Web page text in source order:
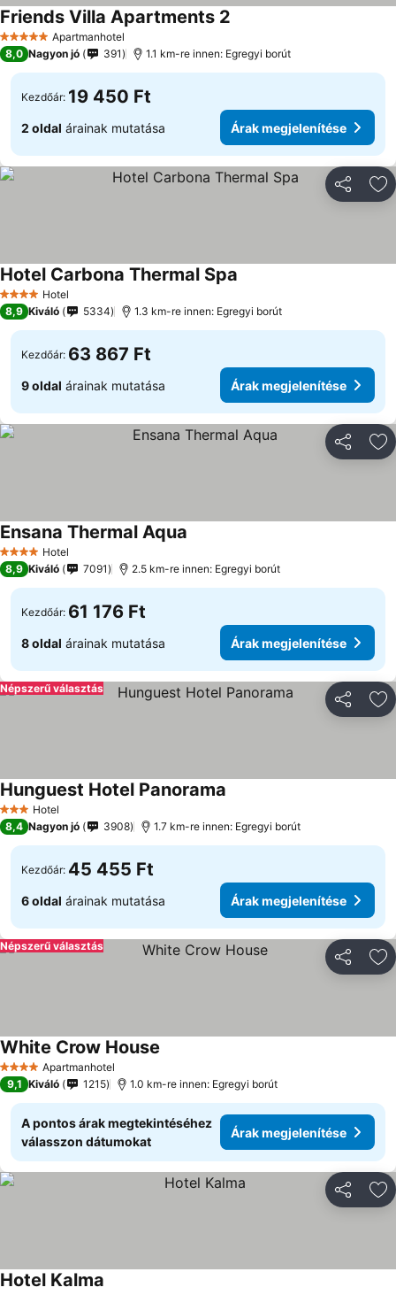
5 KategóriaApartmanhotel
Friends Villa Apartments 2
8,0 Nagyon jó 391 1.1 km-re innen: Egregyi borút
Kezdőár: 19 450 Ft
2 oldal árainak mutatása Árak megjelenítése
4 KategóriaHotel
Hotel Carbona Thermal Spa
8,9 Kiváló 5334 1.3 km-re innen: Egregyi borút
Kezdőár: 63 867 Ft
9 oldal árainak mutatása Árak megjelenítése
4 KategóriaHotel
Ensana Thermal Aqua
8,9 Kiváló 7091 2.5 km-re innen: Egregyi borút
Kezdőár: 61 176 Ft
8 oldal árainak mutatása Árak megjelenítése
Népszerű választás
3 Kategória
Hotel
Hunguest Hotel Panorama
8,4 Nagyon jó 3908 1.7 km-re innen: Egregyi borút
Kezdőár: 45 455 Ft
6 oldal árainak mutatása Árak megjelenítése
Népszerű választás
4 KategóriaApartmanhotel
White Crow House
9,1 Kiváló 1215 1.0 km-re innen: Egregyi borút
A pontos árak megtekintéséhez
válasszon dátumokat
Árak megjelenítése
Hotel Kalma